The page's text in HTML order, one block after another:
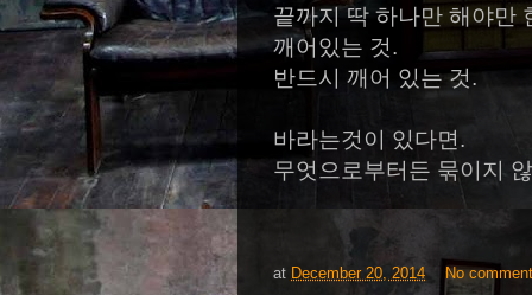
끝까지 딱 하나만 해야만
깨어있는 것.
반드시 깨어 있는 것.
바라는것이 있다면.
무엇으로부터든 묶이지
at December 20, 2014 No